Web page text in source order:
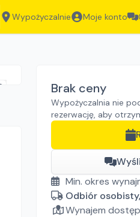
Wypożyczalnie Moje konto
Brak ceny
Wypożyczalnia nie
rezerwację, aby
Min. okres
Odbiór
Wynajem